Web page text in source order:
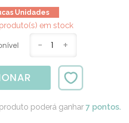
Unidades
em stock
- 1 +
poderá ganhar 7 pontos.